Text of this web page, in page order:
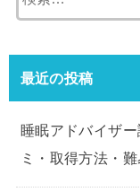
最近の投稿
睡眠アドバイザ
ミ・取得方法・